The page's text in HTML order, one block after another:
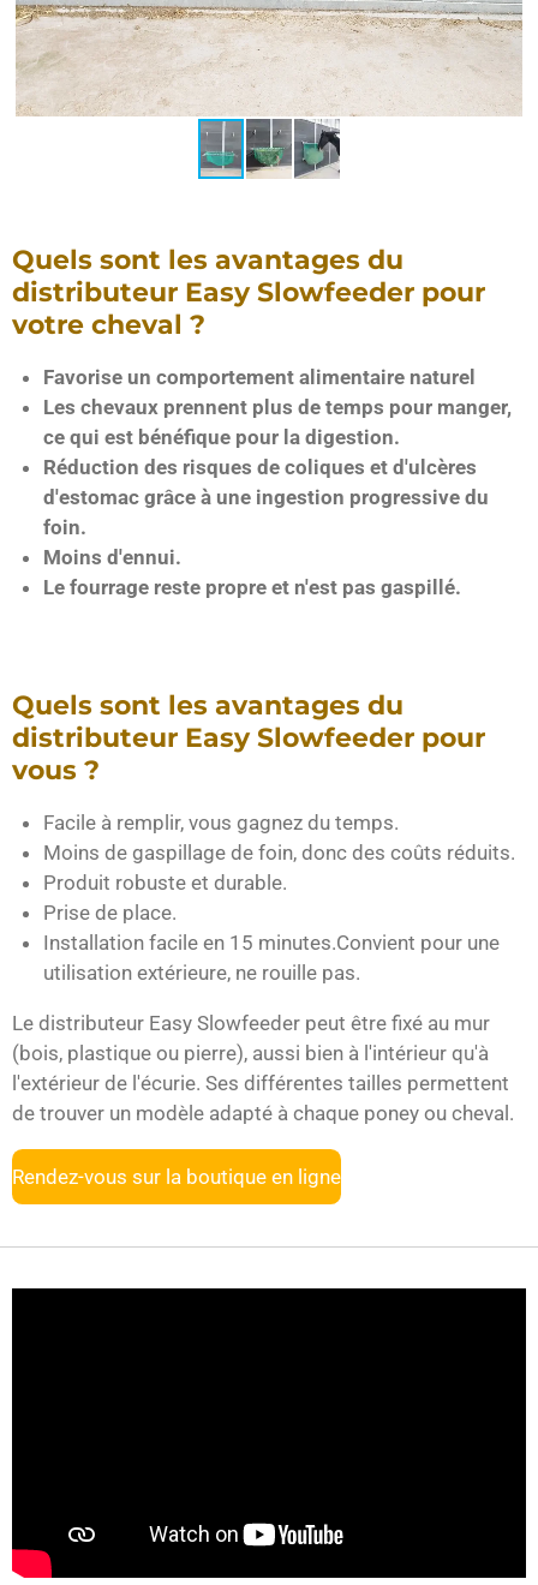
Quels sont les avantages du
distributeur Easy Slowfeeder pour
votre cheval ?
Favorise un comportement alimentaire naturel
Les chevaux prennent plus de temps pour manger,
ce qui est bénéfique pour la digestion.
Réduction des risques de coliques et d'ulcères
d'estomac grâce à une ingestion progressive du
foin.
Moins d'ennui.
Le fourrage reste propre et n'est pas gaspillé.
Quels sont les avantages du
distributeur Easy Slowfeeder pour
vous ?
Facile à remplir, vous gagnez du temps.
Moins de gaspillage de foin, donc des coûts réduits.
Produit robuste et durable.
Prise de place.
Installation facile en 15 minutes.Convient pour une
utilisation extérieure, ne rouille pas.
Le distributeur Easy Slowfeeder peut être fixé au mur
(bois, plastique ou pierre), aussi bien à l'intérieur qu'à
l'extérieur de l'écurie. Ses différentes tailles permettent
de trouver un modèle adapté à chaque poney ou cheval.
Rendez-vous sur la boutique en ligne